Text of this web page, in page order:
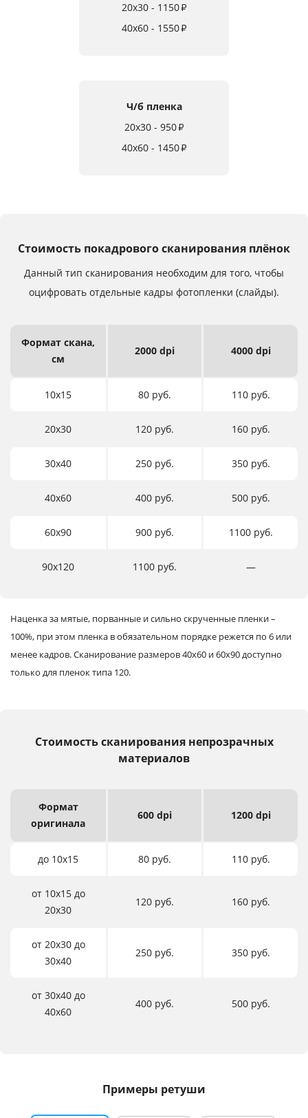
20x30 - 1150₽
40x60 - 1550₽
Ч/б пленка
20x30 - 950₽
40x60 - 1450₽
Стоимость покадрового сканирования плёнок
Данный тип сканирования необходим для того, чтобы
оцифровать отдельные кадры фотопленки (слайды).
Формат скана,
см
2000 dpi 4000 dpi
10х15 80 руб. 110 руб.
20х30 120 руб. 160 руб.
30х40 250 руб. 350 руб.
40х60 400 руб. 500 руб.
60х90 900 руб. 1100 руб.
90х120 1100 руб. ―
Наценка за мятые, порванные и сильно скрученные пленки –
100%, при этом пленка в обязательном порядке режется по 6 или
менее кадров.Сканирование размеров 40х60 и 60х90 доступно
только для пленок типа 120.
Стоимость сканирования непрозрачных
материалов
Формат
оригинала
600 dpi 1200 dpi
до 10х15 80 руб. 110 руб.
от 10х15 до
20х30
120 руб. 160 руб.
от 20х30 до
30х40
250 руб. 350 руб.
от 30х40 до
40х60
400 руб. 500 руб.
Примеры ретуши